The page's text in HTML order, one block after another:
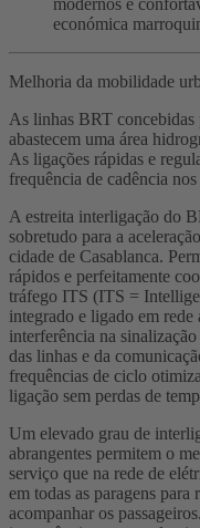
modernos e
económica
Melhoria da mobilidade
As linhas BRT concebidas
abastecem uma área
As ligações rápidas e
frequência de cadência
A estreita interligação do
sobretudo para a
cidade de Casablanca.
rápidos e perfeitamente
tráfego ITS (ITS =
integrado e ligado em
interferência na
das linhas e da
frequências de ciclo
ligação sem perdas de
Um elevado grau de
abrangentes permitem o
serviço que na rede de
em todas as paragens para
acompanhar os